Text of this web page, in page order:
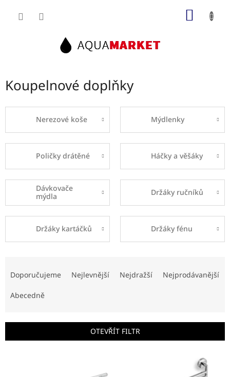
Koupelnové doplňky
Nerezové koše Mýdlenky
Poličky drátěné Háčky a věšáky
Dávkovače
mýdla
Držáky ručníků
Držáky kartáčků Držáky fénu
r
Doporučujeme Nejlevnější Nejdražší Nejprodávanější
Abecedně
OTEVŘÍT FILTR